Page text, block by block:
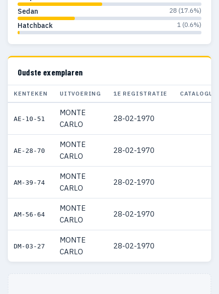
Sedan 28 (17.6%)
Hatchback 1 (0.6%)
Oudste exemplaren
KENTEKEN UITVOERING 1E REGISTRATIE
AE-10-51
MONTE
CARLO
28-02-1970
AE-28-70
MONTE
CARLO
28-02-1970
AM-39-74
MONTE
CARLO
28-02-1970
AM-56-64
MONTE
CARLO
28-02-1970
DM-03-27
MONTE
CARLO
28-02-1970